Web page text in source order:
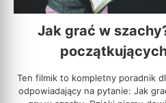
Jak grać w
Ten filmik to kompletny poradnik
odpowiadający na pytanie: Jak